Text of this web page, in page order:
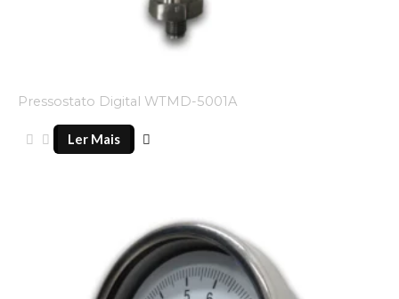
Pressostato Digital WTMD-5001A
Ler Mais